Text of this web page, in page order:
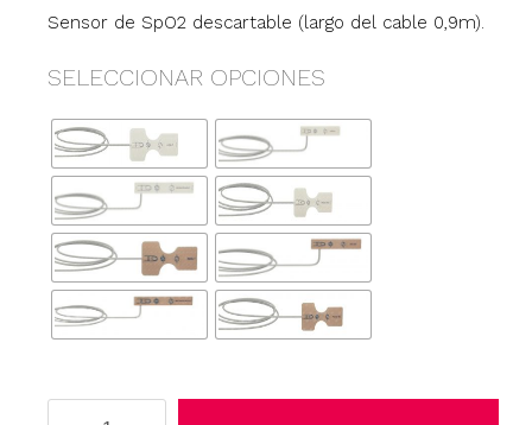
Sensor de SpO2 descartable (largo del cable 0,9m).
SELECCIONAR OPCIONES